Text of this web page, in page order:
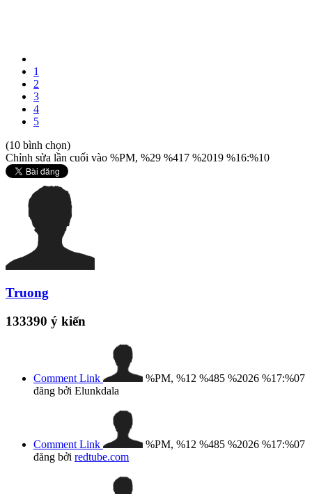
1
2
3
4
5
(10 bình chọn)
Chỉnh sửa lần cuối vào %PM, %29 %417 %2019 %16:%10
Truong
133390 ý kiến
Comment Link
%PM, %12 %485 %2026 %17:%07
đăng bởi Elunkdala
Comment Link
%PM, %12 %485 %2026 %17:%07
đăng bởi redtube.com